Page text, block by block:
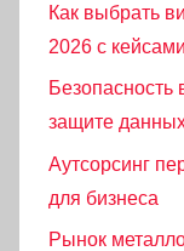
Как выбрать
2026 с
Безопасность
защите
Аутсорсинг
для бизнеса
Рынок